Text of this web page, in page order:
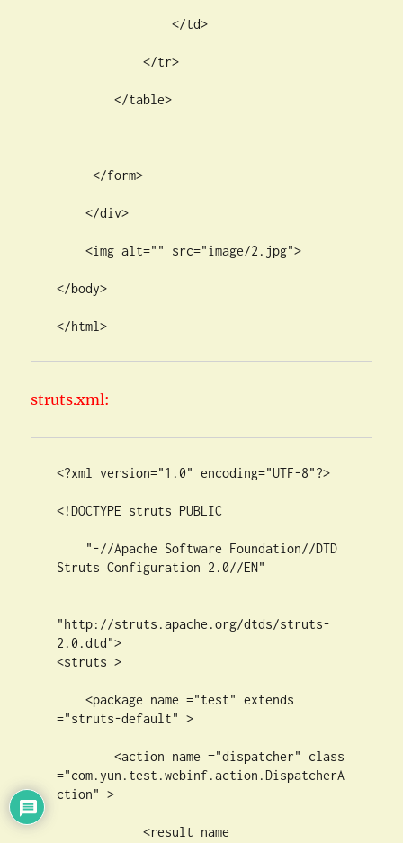
                </td>
            </tr>
        </table>
     </form>
    </div>
    <img alt="" src="image/2.jpg">
</body>
</html>
struts.xml:
<?xml version="1.0" encoding="UTF-8"?>
<!DOCTYPE struts PUBLIC
Struts Configuration 2.0//EN"
"http://struts.apache.org/dtds/struts-
2.0.dtd">
<struts >
    <package name ="test" extends
="struts-default" >
        <action name ="dispatcher" class
="com.yun.test.webinf.action.DispatcherA
ction" >
            <result name